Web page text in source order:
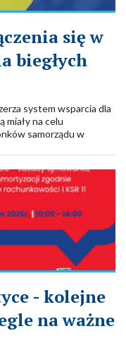
się w
biegłych
system wsparcia dla
miały na celu
samorządu w
- kolejne
na ważne